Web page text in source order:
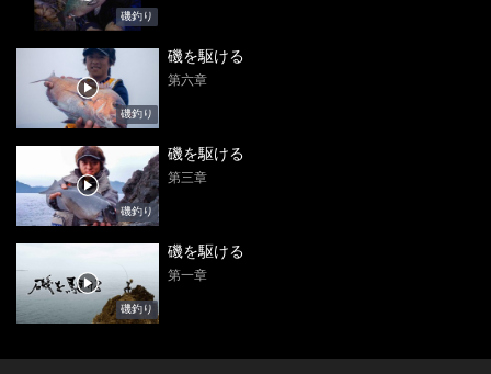
磯釣り
磯釣り
磯を駆ける
第六章
磯釣り
磯を駆ける
第三章
磯釣り
磯を駆ける
第一章